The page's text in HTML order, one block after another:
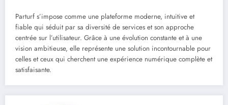
Parturf s’impose comme une plateforme moderne, intuitive et
fiable qui séduit par sa diversité de services et son approche
centrée sur l’utilisateur. Grâce à une évolution constante et à une
vision ambitieuse, elle représente une solution incontournable pour
celles et ceux qui cherchent une expérience numérique complète et
satisfaisante.